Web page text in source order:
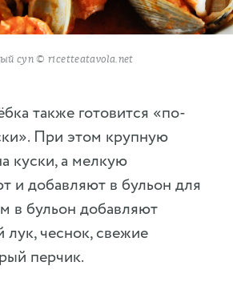
суп © ricetteatavola.net
также готовится «по-
При этом крупную
куски, а мелкую
и добавляют в бульон для
в бульон добавляют
чеснок, свежие
перчик.